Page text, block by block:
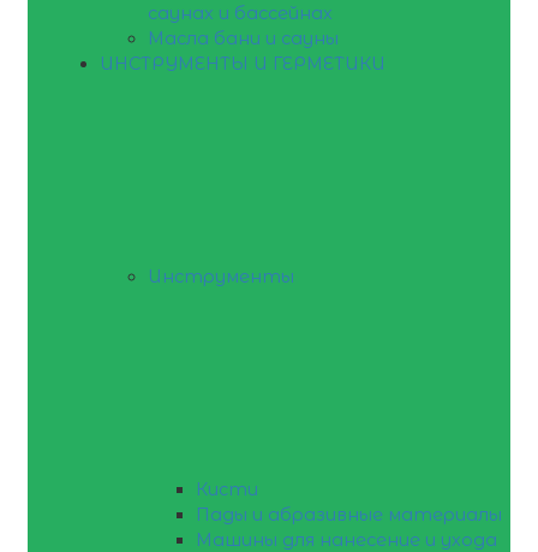
саунах и бассейнах
Масла бани и сауны
ИНСТРУМЕНТЫ И ГЕРМЕТИКИ
Инструменты
Кисти
Пады и абразивные материалы
Машины для нанесение и ухода